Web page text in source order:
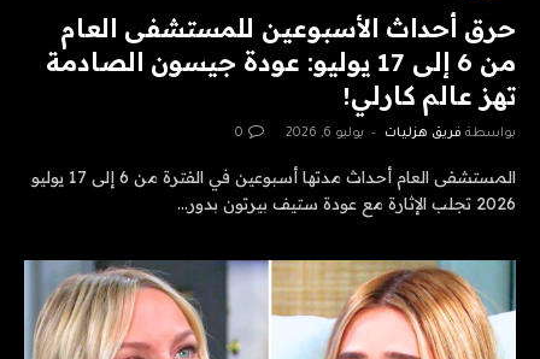
حرق أحداث الأسبوعين للمستشفى العام
من 6 إلى 17 يوليو: عودة جيسون الصادمة
تهز عالم كارلي!
بواسطة فريق هزليات يوليو 6, 2026 0
المستشفى العام أحداث مدتها أسبوعين في الفترة من 6 إلى 17 يوليو
2026 تجلب الإثارة مع عودة ستيف بيرتون بدور…